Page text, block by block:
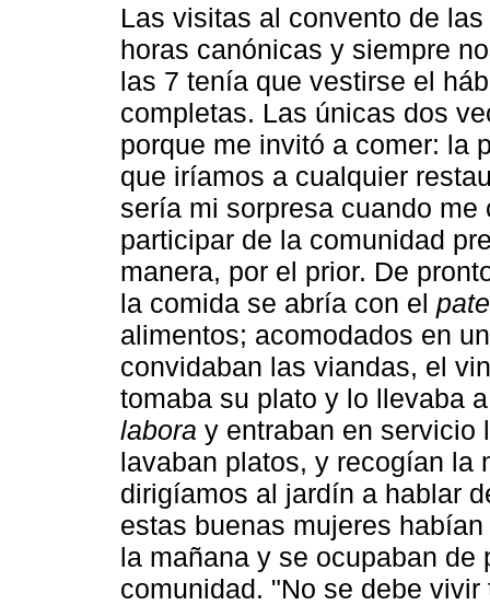
Las visitas al convento de
horas canónicas y siempre
las 7 tenía que vestirse el
completas. Las únicas dos
porque me invitó a comer: la
que iríamos a cualquier
sería mi sorpresa cuando
participar de la comunidad
manera, por el prior. De
la comida se abría con el
alimentos; acomodados en
convidaban las viandas, el
tomaba su plato y lo llevaba
labora y entraban en servicio
lavaban platos, y recogían la
dirigíamos al jardín a hablar
estas buenas mujeres
la mañana y se ocupaban
comunidad. "No se debe